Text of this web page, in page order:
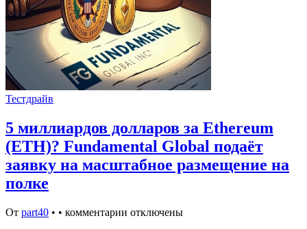
Тестдрайв
5 миллиардов долларов за Ethereum
(ETH)? Fundamental Global подаёт
заявку на масштабное размещение на
полке
От part40 • • комментарии отключены